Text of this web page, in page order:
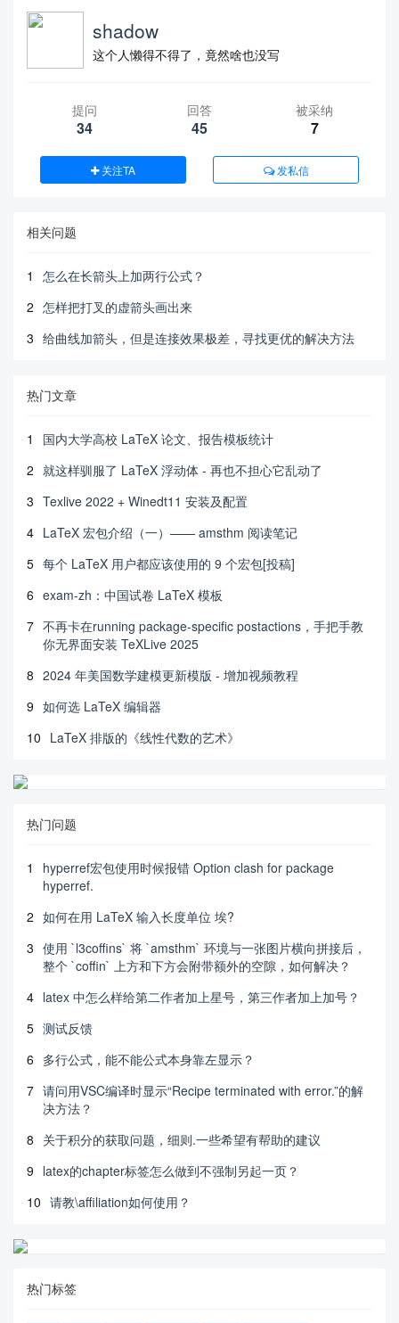
shadow
这个人懒得不得了，竟然啥也没写
提问
34
回答
45
被采纳
7
关注TA 发私信
相关问题
1
怎么在长箭头上加两行公式？
2 怎样把打叉的虚箭头画出来
3 给曲线加箭头，但是连接效果极差，寻找更优的解决方法
热门文章
1
国内大学高校 LaTeX 论文、报告模板统计
2 就这样驯服了 LaTeX 浮动体 - 再也不担心它乱动了
3 Texlive 2022 + Winedt11 安装及配置
4 LaTeX 宏包介绍（一）—— amsthm 阅读笔记
5 每个 LaTeX 用户都应该使用的 9 个宏包[投稿]
6 exam-zh：中国试卷 LaTeX 模板
7 不再卡在running package-specific postactions，手把手教
你无界面安装 TeXLive 2025
8 2024 年美国数学建模更新模版 - 增加视频教程
9 如何选 LaTeX 编辑器
10 LaTeX 排版的《线性代数的艺术》
热门问题
1
hyperref宏包使用时候报错 Option clash for package
hyperref.
2 如何在用 LaTeX 输入长度单位 埃?
3 使用 `l3coffins` 将 `amsthm` 环境与一张图片横向拼接后，
整个 `coffin` 上方和下方会附带额外的空隙，如何解决？
4 latex 中怎么样给第二作者加上星号，第三作者加上加号？
5 测试反馈
6 多行公式，能不能公式本身靠左显示？
7 请问用VSC编译时显示“Recipe terminated with error.”的解
决方法？
8 关于积分的获取问题，细则.一些希望有帮助的建议
9 latex的chapter标签怎么做到不强制另起一页？
10 请教\affiliation如何使用？
热门标签